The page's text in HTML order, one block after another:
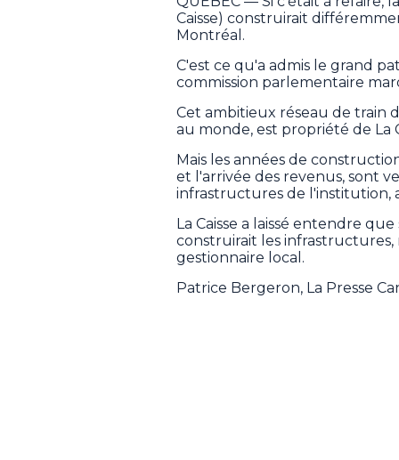
Caisse) construirait
Montréal.
C'est ce qu'a admis le grand
commission parlementaire
Cet ambitieux réseau de train
au monde, est propriété de La
Mais les années de
et l'arrivée des revenus, sont
infrastructures de l'institution,
La Caisse a laissé entendre
construirait les infrastructures,
gestionnaire local.
Patrice Bergeron, La Presse